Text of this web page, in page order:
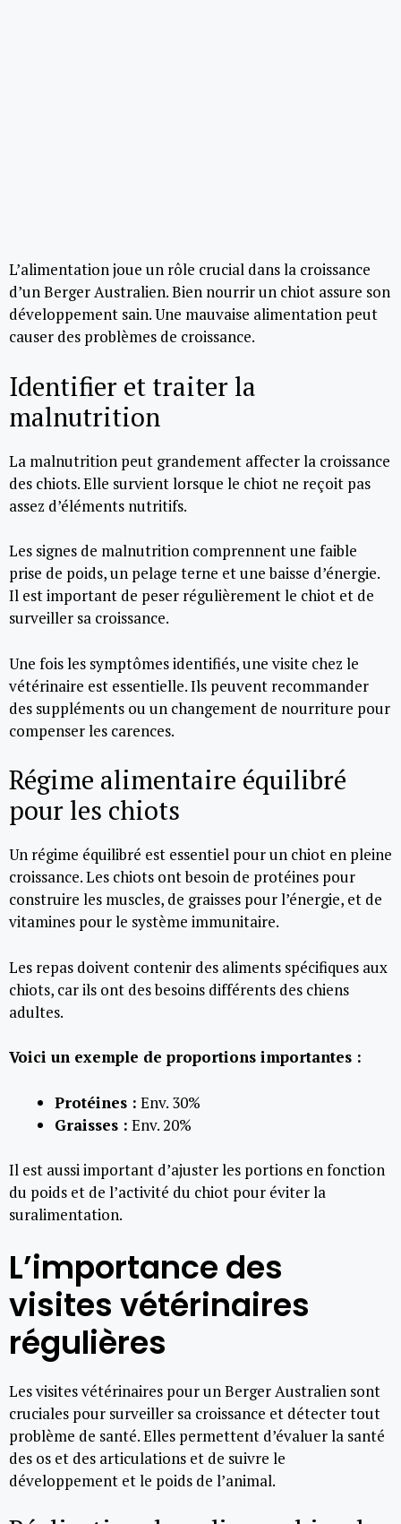
L’alimentation joue un rôle crucial dans la croissance
d’un Berger Australien. Bien nourrir un chiot assure son
développement sain. Une mauvaise alimentation peut
causer des problèmes de croissance.
Identifier et traiter la
malnutrition
La malnutrition peut grandement affecter la croissance
des chiots. Elle survient lorsque le chiot ne reçoit pas
assez d’éléments nutritifs.
Les signes de malnutrition comprennent une faible
prise de poids, un pelage terne et une baisse d’énergie.
Il est important de peser régulièrement le chiot et de
surveiller sa croissance.
Une fois les symptômes identifiés, une visite chez le
vétérinaire est essentielle. Ils peuvent recommander
des suppléments ou un changement de nourriture pour
compenser les carences.
Régime alimentaire équilibré
pour les chiots
Un régime équilibré est essentiel pour un chiot en pleine
croissance. Les chiots ont besoin de protéines pour
construire les muscles, de graisses pour l’énergie, et de
vitamines pour le système immunitaire.
Les repas doivent contenir des aliments spécifiques aux
chiots, car ils ont des besoins différents des chiens
adultes.
Voici un exemple de proportions importantes :
Protéines : Env. 30%
Graisses : Env. 20%
Il est aussi important d’ajuster les portions en fonction
du poids et de l’activité du chiot pour éviter la
suralimentation.
L’importance des
visites vétérinaires
régulières
Les visites vétérinaires pour un Berger Australien sont
cruciales pour surveiller sa croissance et détecter tout
problème de santé. Elles permettent d’évaluer la santé
des os et des articulations et de suivre le
développement et le poids de l’animal.